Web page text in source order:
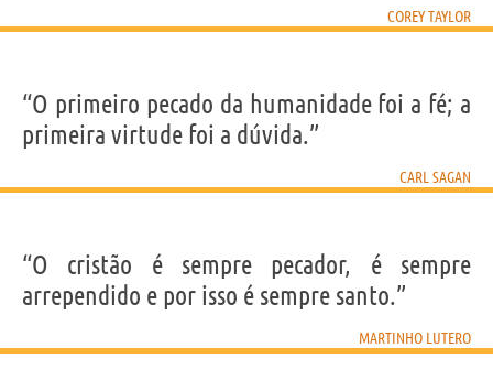
COREY TAYLOR
“O primeiro pecado da humanidade foi a fé; a
primeira virtude foi a dúvida.”
CARL SAGAN
“O cristão é sempre pecador, é sempre
arrependido e por isso é sempre santo.”
MARTINHO LUTERO